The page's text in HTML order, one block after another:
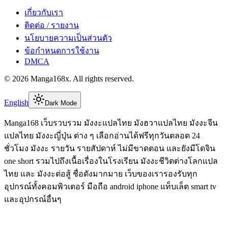
เกี่ยวกับเรา
ติดต่อ / รายงาน
นโยบายความเป็นส่วนตัว
ข้อกำหนดการใช้งาน
DMCA
© 2026 Manga168x. All rights reserved.
English Dark Mode
Manga168 เว็บรวบรวม มังงะแปลไทย มังฮวาแปลไทย มังงะจีน
แปลไทย มังงะญี่ปุ่น ต่าง ๆ เลือกอ่านได้ฟรีทุกวันตลอด 24
ชั่วโมง มังงะ รายวัน รายสัปดาห์ ไม่มีขาดตอน และยังมีโดจิน
one short รวมไปถึงเนื้อเรื่องในโรงเรียน มังงะชีวิตต่างโลกแปล
ไทย และ มังงะต่อสู้ ชื่อดังมากมาย เว็บของเรารองรับทุก
อุปกรณ์ทั้งคอมพิวเตอร์ มือถือ android iphone แท็บเล็ต smart tv
และอุปกรณ์อื่นๆ